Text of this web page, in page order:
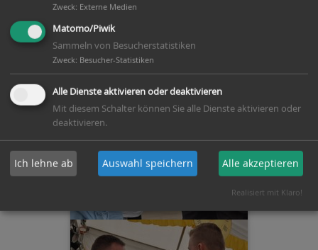
Zweck: Externe Medien
Matomo/Piwik
Sammeln von Besucherstatistiken
Zweck: Besucher-Statistiken
Alle Dienste aktivieren oder deaktivieren
Mit diesem Schalter können Sie alle Dienste aktivieren oder
deaktivieren.
Ich lehne ab Auswahl speichern Alle akzeptieren
Realisiert mit Klaro!